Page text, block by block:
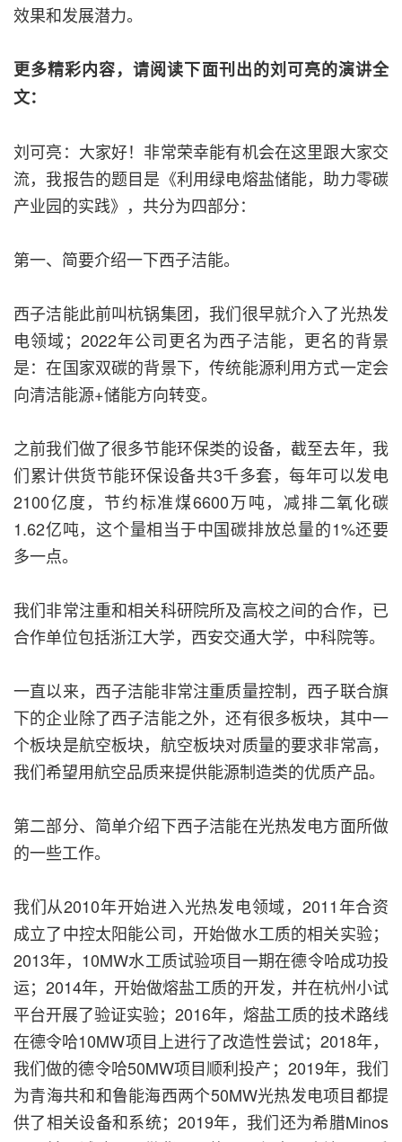
效果和发展潜力。
更多精彩内容，请阅读下面刊出的刘可亮的演讲全
文：
刘可亮：大家好！非常荣幸能有机会在这里跟大家交
流，我报告的题目是《利用绿电熔盐储能，助力零碳
产业园的实践》，共分为四部分：
第一、简要介绍一下西子洁能。
西子洁能此前叫杭锅集团，我们很早就介入了光热发
电领域；2022年公司更名为西子洁能，更名的背景
是：在国家双碳的背景下，传统能源利用方式一定会
向清洁能源+储能方向转变。
之前我们做了很多节能环保类的设备，截至去年，我
们累计供货节能环保设备共3千多套，每年可以发电
2100亿度，节约标准煤6600万吨，减排二氧化碳
1.62亿吨，这个量相当于中国碳排放总量的1%还要
多一点。
我们非常注重和相关科研院所及高校之间的合作，已
合作单位包括浙江大学，西安交通大学，中科院等。
一直以来，西子洁能非常注重质量控制，西子联合旗
下的企业除了西子洁能之外，还有很多板块，其中一
个板块是航空板块，航空板块对质量的要求非常高，
我们希望用航空品质来提供能源制造类的优质产品。
第二部分、简单介绍下西子洁能在光热发电方面所做
的一些工作。
我们从2010年开始进入光热发电领域，2011年合资
成立了中控太阳能公司，开始做水工质的相关实验；
2013年，10MW水工质试验项目一期在德令哈成功投
运；2014年，开始做熔盐工质的开发，并在杭州小试
平台开展了验证实验；2016年，熔盐工质的技术路线
在德令哈10MW项目上进行了改造性尝试；2018年，
我们做的德令哈50MW项目顺利投产；2019年，我们
为青海共和和鲁能海西两个50MW光热发电项目都提
供了相关设备和系统；2019年，我们还为希腊Minos